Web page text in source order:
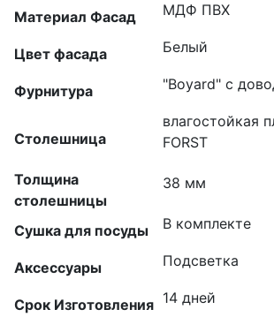
Материал Фасад МДФ ПВХ
Цвет фасада Белый
Фурнитура "Boyard" с
Столешница
влагостойкая
FORST
Толщина
столешницы
38 мм
Сушка для посуды В комплекте
Аксессуары Подсветка
Срок Изготовления 14 дней